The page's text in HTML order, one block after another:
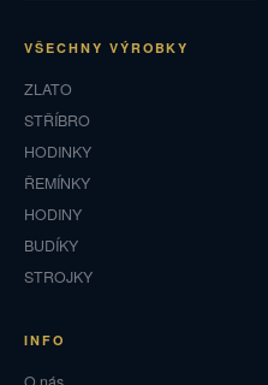
VŠECHNY VÝROBKY
ZLATO
STŘÍBRO
HODINKY
ŘEMÍNKY
HODINY
BUDÍKY
STROJKY
INFO